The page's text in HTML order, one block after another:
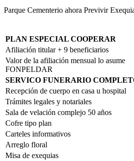
Parque Cementerio ahora Previvir
PLAN ESPECIAL COOPERAR
Afiliación titular + 9 beneficiarios
Valor de la afiliación mensual lo asume
FONPELDAR
SERVICO FUNERARIO
Recepción de cuerpo en casa u hospital
Trámites legales y notariales
Sala de velación complejo 50 años
Cofre tipo plan
Carteles informativos
Arreglo floral
Misa de exequias